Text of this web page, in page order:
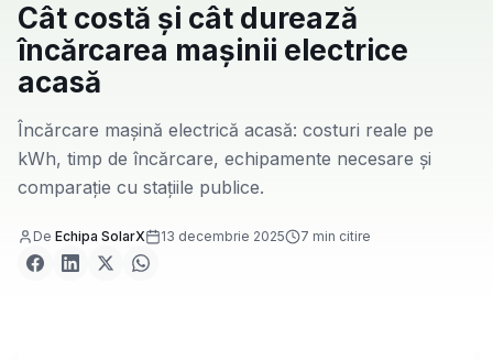
Cât costă și cât durează
încărcarea mașinii electrice
acasă
Încărcare mașină electrică acasă: costuri reale pe
kWh, timp de încărcare, echipamente necesare și
comparație cu stațiile publice.
De Echipa SolarX 13 decembrie 2025 7 min citire